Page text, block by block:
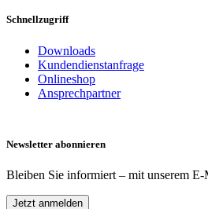
Schnellzugriff
Downloads
Kundendienstanfrage
Onlineshop
Ansprechpartner
Newsletter abonnieren
Bleiben Sie informiert – mit unserem
Jetzt anmelden